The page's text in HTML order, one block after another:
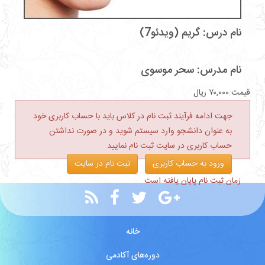
نام درس: گریم (ویدئو7)
نام مدرس:‌ سحر موسوی
قیمت:۷۰,۰۰۰ ریال
جهت ادامه فرآیند ثبت نام در کلاس باید با حساب کاربری خود
به عنوان دانشجو وارد سیستم شوید و در صورت نداشتن
حساب کاربری در سایت ثبت نام نمایید
ورود به حساب کاربری
ثبت نام در سایت
زمان ثبت نام پایان یافته است
خانه
دوره‌های آکادمی